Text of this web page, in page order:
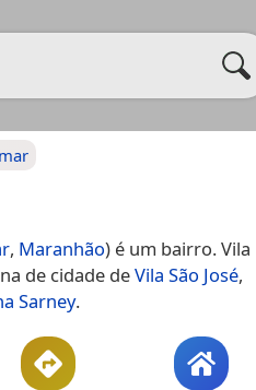
, Maranhão) é um bairro. Vila
de cidade deVila São José,
Sarney.